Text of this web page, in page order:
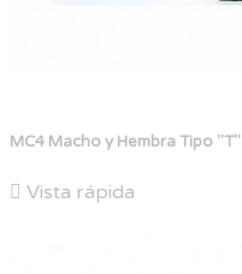
MC4 Macho y Hembra Tipo "T"
 Vista rápida